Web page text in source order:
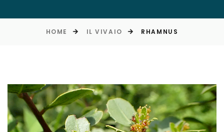
HOME IL VIVAIO RHAMNUS